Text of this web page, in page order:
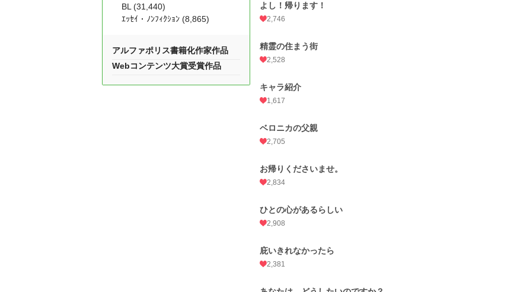
よし！帰ります！
2,746
精霊の住まう街
2,528
キャラ紹介
1,617
ベロニカの父親
2,705
お帰りくださいませ。
2,834
ひとの心があるらしい
2,908
庇いきれなかったら
2,381
BL (31,440)
ｴｯｾｲ・ﾉﾝﾌｨｸｼｮﾝ (8,865)
アルファポリス書籍化作家作品
Webコンテンツ大賞受賞作品